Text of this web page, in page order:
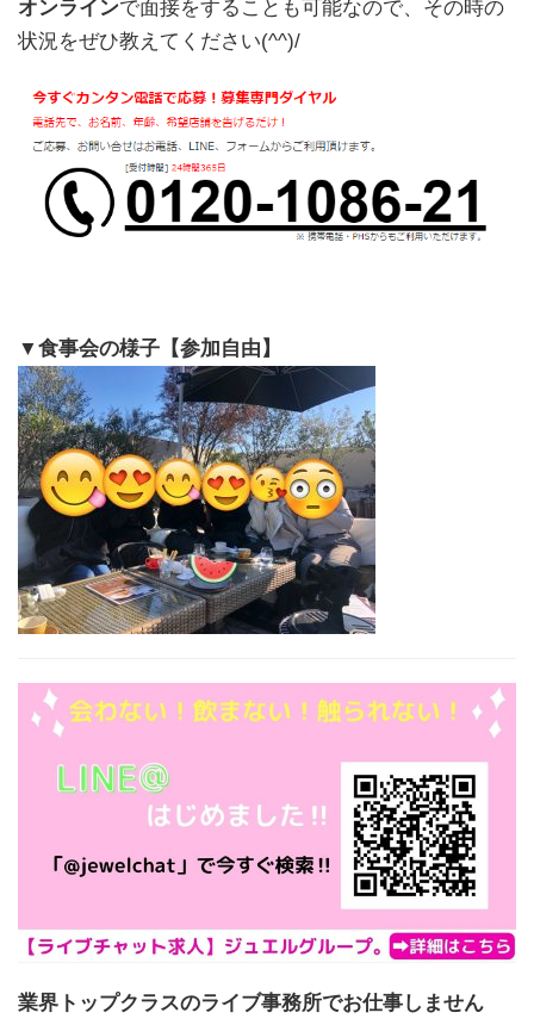
オンラインで面接をすることも可能なので、その時の
状況をぜひ教えてください(^^)/
▼食事会の様子【参加自由】
業界トップクラスのライブ事務所でお仕事しません